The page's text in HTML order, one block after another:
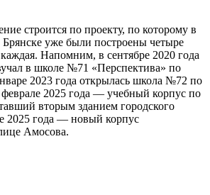
строится по проекту, по которому в
уже были построены четыре
Напомним, в сентябре 2020 года
в школе №71 «Перспектива» по
2023 года открылась школа №72 по
2025 года — учебный корпус по
вторым зданием городского
2025 года — новый корпус
Амосова.